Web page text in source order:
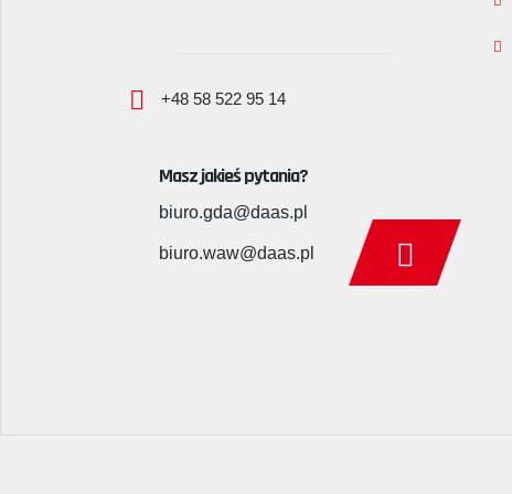
+48 58 522 95 14
Masz jakieś pytania?
biuro.gda@daas.pl
biuro.waw@daas.pl